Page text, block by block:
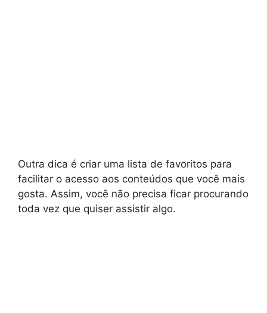
Outra dica é criar uma lista de favoritos para
facilitar o acesso aos conteúdos que você mais
gosta. Assim, você não precisa ficar procurando
toda vez que quiser assistir algo.